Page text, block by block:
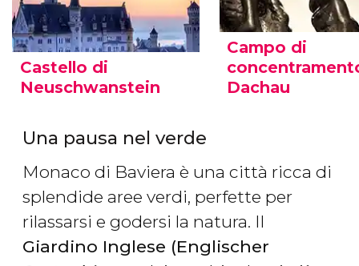
Castello di
Neuschwanstein
Campo di
Dachau
Una pausa nel verde
Monaco di Baviera è una città ricca di
splendide aree verdi, perfette per
rilassarsi e godersi la natura. Il
Giardino Inglese (Englischer